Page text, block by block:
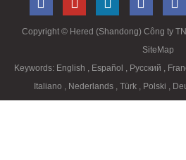
Copyright © Hered (Shandong) Công ty
SiteMap
Keywords: English , Español , Русский ,
Italiano , Nederlands , Türk , Polski ,